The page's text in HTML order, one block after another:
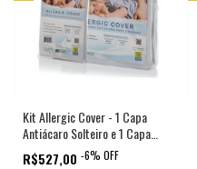
Kit Allergic Cover - 1 Capa
Antiácaro Solteiro e 1 Capa
para Travesseiro
R$527,00 -6% OFF